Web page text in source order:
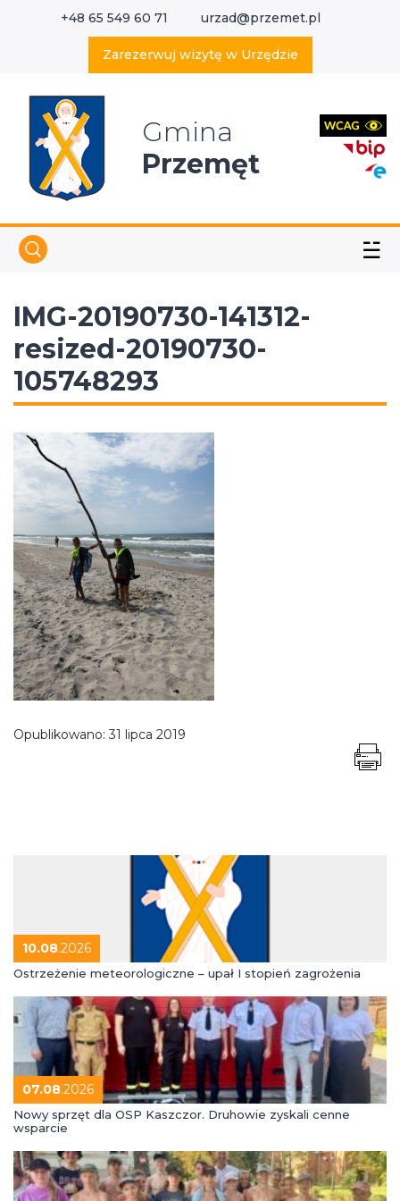
+48 65 549 60 71 urzad@przemet.pl
Zarezerwuj wizytę w Urzędzie
Gmina
Przemęt
☱
IMG-20190730-141312-
resized-20190730-
105748293
Opublikowano:31 lipca 2019
10.08.2026
Ostrzeżenie meteorologiczne – upał I stopień zagrożenia
07.08.2026
Nowy sprzęt dla OSP Kaszczor. Druhowie zyskali cenne
wsparcie
Wyszukaj w serwisie